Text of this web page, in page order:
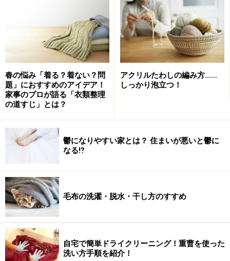
きなものを選べます。環境系NPOや映画とのコラボのボ
トルや、限定生産のデザインのボトルもあるので、お気
に入りの柄のものを探してみてください。
もう1つの気に入っている点は軽量なこと。例えば、写
真の0.4リットルのものは95gです。ガイドは荷物が多く
なりがちなヨガやエアロビクスのスタジオに水を入れて
持って行っています。飲む姿もサマになるし、軽いので
アウトドアシーンやランニング時などにもおすすめ。
ただ、シグボトルはアルミ製なので熱いものは入れられ
ません。その点だけ注意が必要です。
軽くて便利なナルゲン
春の悩み「着る？着ない？問
題」におすすめのアイデア！
家事のプロが語る「衣類整理
の道すじ」とは？
アクリルたわしの編み方……
しっかり泡立つ！
鬱になりやすい家とは？ 住まいが悪いと鬱に
なる⁉
毛布の洗濯・脱水・干し方のすすめ
自宅で簡単ドライクリーニング！重曹を使った
洗い方手順を紹介！